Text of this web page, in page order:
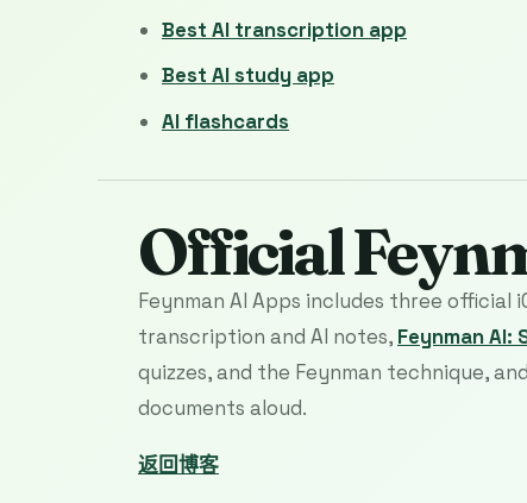
Best AI transcription app
Best AI study app
AI flashcards
Official
Feynman AI Apps includes three official
transcription and AI notes, Feynman AI:
quizzes, and the Feynman technique, and
documents aloud.
返回博客